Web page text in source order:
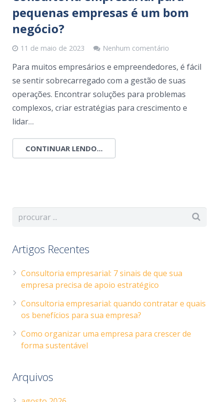
pequenas empresas é um bom
negócio?
11 de maio de 2023 Nenhum comentário
Para muitos empresários e empreendedores, é fácil
se sentir sobrecarregado com a gestão de suas
operações. Encontrar soluções para problemas
complexos, criar estratégias para crescimento e
lidar…
CONTINUAR LENDO...
Artigos Recentes
Consultoria empresarial: 7 sinais de que sua
empresa precisa de apoio estratégico
Consultoria empresarial: quando contratar e quais
os benefícios para sua empresa?
Como organizar uma empresa para crescer de
forma sustentável
Arquivos